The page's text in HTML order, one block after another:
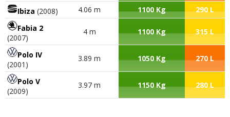
Ibiza (2008) 4.06 m 1100 Kg
290 L
Fabia 2
(2007)
4 m 1100 Kg 315 L
Polo IV
(2001)
3.89 m 1050 Kg 270 L
Polo V
(2009)
3.97 m 1150 Kg 280 L